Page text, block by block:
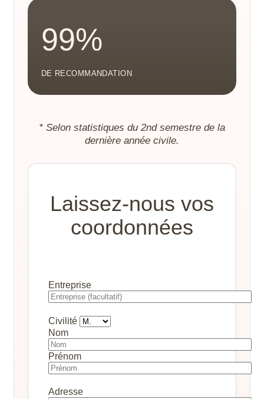
99%
DE RECOMMANDATION
* Selon statistiques du 2nd semestre de la
dernière année civile.
Laissez-nous vos
coordonnées
Entreprise
Civilité
Nom
Prénom
Adresse